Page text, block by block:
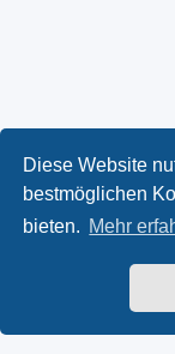
Diese Website
bestmöglichen
bieten. Mehr